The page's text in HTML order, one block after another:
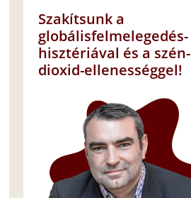
Szakítsunk a
globálisfelmelegedés-
hisztériával és a szén-
dioxid-ellenességgel!